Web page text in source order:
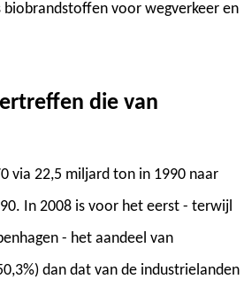
voor wegverkeer en
die van
via 22,5 miljard ton in 1990 naar
In 2008 is voor het eerst - terwijl
- het aandeel van
dan dat van de industrielanden